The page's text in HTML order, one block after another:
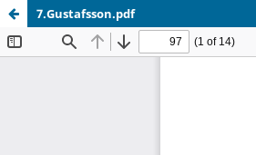
7.Gustafsson.pdf